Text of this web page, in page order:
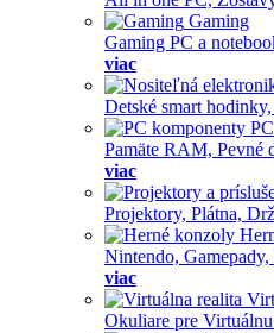
Gaming
Gaming PC a
viac
Detské smart hodinky,
Pamäte RAM, Pevné
viac
Projektory, Plátna,
Nintendo, Gamepady,
viac
Okuliare pre